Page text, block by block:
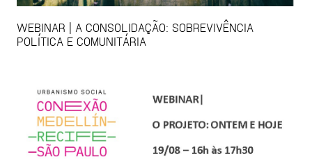
WEBINAR | A CONSOLIDAÇÃO: SOBREVIVÊNCIA
POLÍTICA E COMUNITÁRIA